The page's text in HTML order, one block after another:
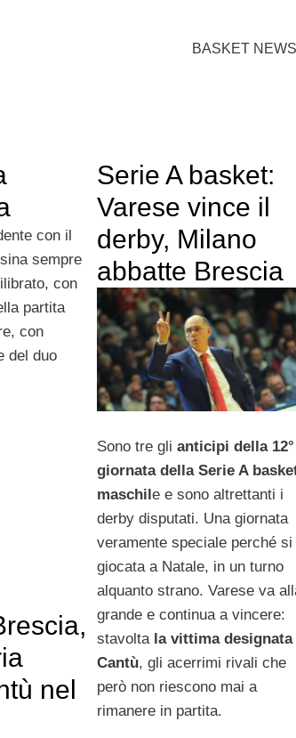
BASKET NEWS
con il
sempre
con
partita
con
del duo
Serie A basket:
Varese vince il
derby, Milano
abbatte Brescia
Sono tre gli anticipi della 12°
giornata della Serie A
maschile e sono altrettanti i
derby disputati. Una giornata
veramente speciale perché si
giocata a Natale, in un turno
alquanto strano. Varese va
grande e continua a vincere:
stavolta la vittima designata
Cantù, gli acerrimi rivali che
però non riescono mai a
rimanere in partita.
nel